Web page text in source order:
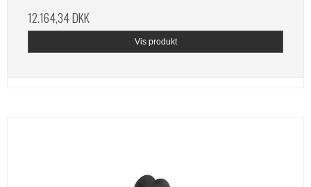
12.164,34 DKK
Vis produkt